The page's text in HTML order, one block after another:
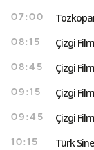
07:00
08:15 Çizgi
08:45 Çizgi
09:15 Çizgi
09:45 Çizgi
10:15 Türk